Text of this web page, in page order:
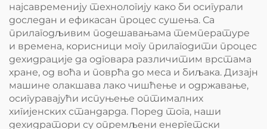
најсавременију технологију како би осигурали
доследан и ефикасан процес сушења. Са
прилагодљивим подешавањама температуре
и времена, корисници могу прилагодити процес
дехидрације да одговара различитим врстама
хране, од воћа и поврћа до меса и биљака. Дизајн
машине олакшава лако чишћење и одржавање,
осигуравајући испуњење оптималних
хигијенских стандарда. Поред тога, наши
дехидратори су опремљени енергетски